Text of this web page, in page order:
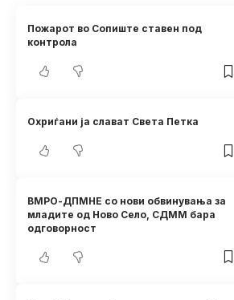
Пожарот во Сопиште ставен под
контрола
Охриѓани ја слават Света Петка
ВМРО-ДПМНЕ со нови обвинувања за
младите од Ново Село, СДММ бара
одговорност